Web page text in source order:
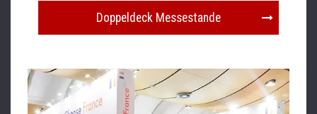
Doppeldeck Messestande